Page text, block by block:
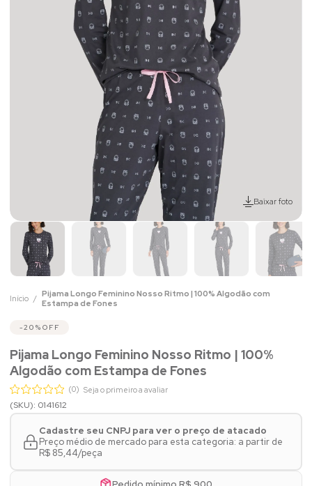
Baixar foto
Início
Pijama Longo Feminino Nosso Ritmo | 100% Algodão com
Estampa de Fones
20% OFF
Pijama Longo Feminino Nosso Ritmo | 100%
Algodão com Estampa de Fones
(0) Seja o primeiro a avaliar
(SKU): 0141612
Cadastre seu CNPJ para ver o preço de atacado
Preço médio de mercado para esta categoria: a partir de
R$ 85,44/peça